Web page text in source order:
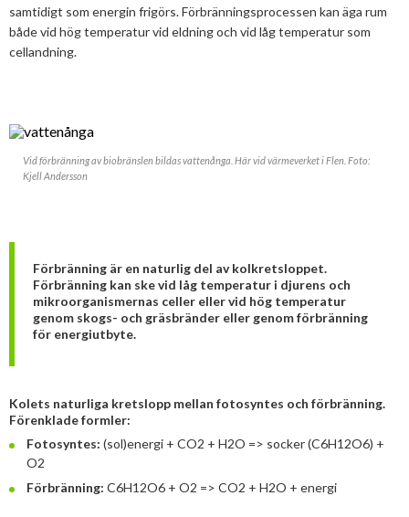
samtidigt som energin frigörs. Förbränningsprocessen kan äga rum
både vid hög temperatur vid eldning och vid låg temperatur som
cellandning.
Vid förbränning av biobränslen bildas vattenånga. Här vid värmeverket i Flen. Foto:
Kjell Andersson
Förbränning är en naturlig del av kolkretsloppet.
Förbränning kan ske vid låg temperatur i djurens och
mikroorganismernas celler eller vid hög temperatur
genom skogs- och gräsbränder eller genom förbränning
för energiutbyte.
Kolets naturliga kretslopp mellan fotosyntes och förbränning.
Förenklade formler:
Fotosyntes: (sol)energi + CO2 + H2O => socker (C6H12O6) +
O2
Förbränning: C6H12O6 + O2 => CO2 + H2O + energi